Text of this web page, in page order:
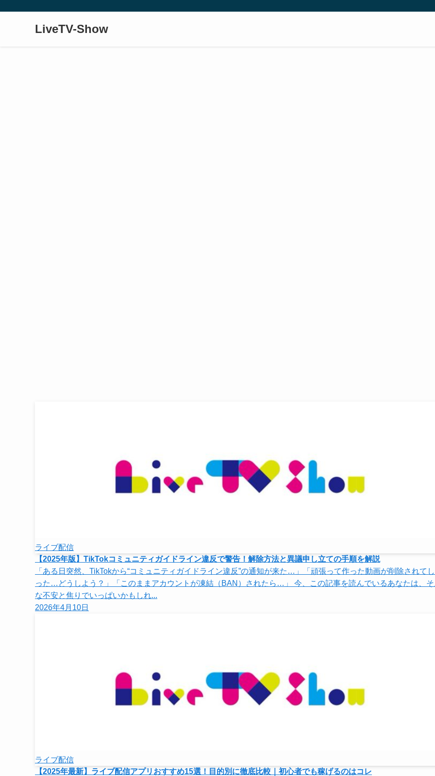
LiveTV-Show
ライブ配信
【2025年版】TikTokコミュニティガイドライン違反で警告！解除方法と異議申し立ての手順を解説
「ある日突然、TikTokから“コミュニティガイドライン違反”の通知が来た…」「頑張って作った動画が削除されて
った…どうしよう？」「このままアカウントが凍結（BAN）されたら…」 今、この記事を読んでいるあなたは、
な不安と焦りでいっぱいかもしれ...
2026年4月10日
ライブ配信
【2025年最新】ライブ配信アプリおすすめ15選！目的別に徹底比較｜初心者でも稼げるのはコレ